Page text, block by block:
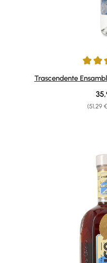
Durchschnittliche
Trascendente
(51,29